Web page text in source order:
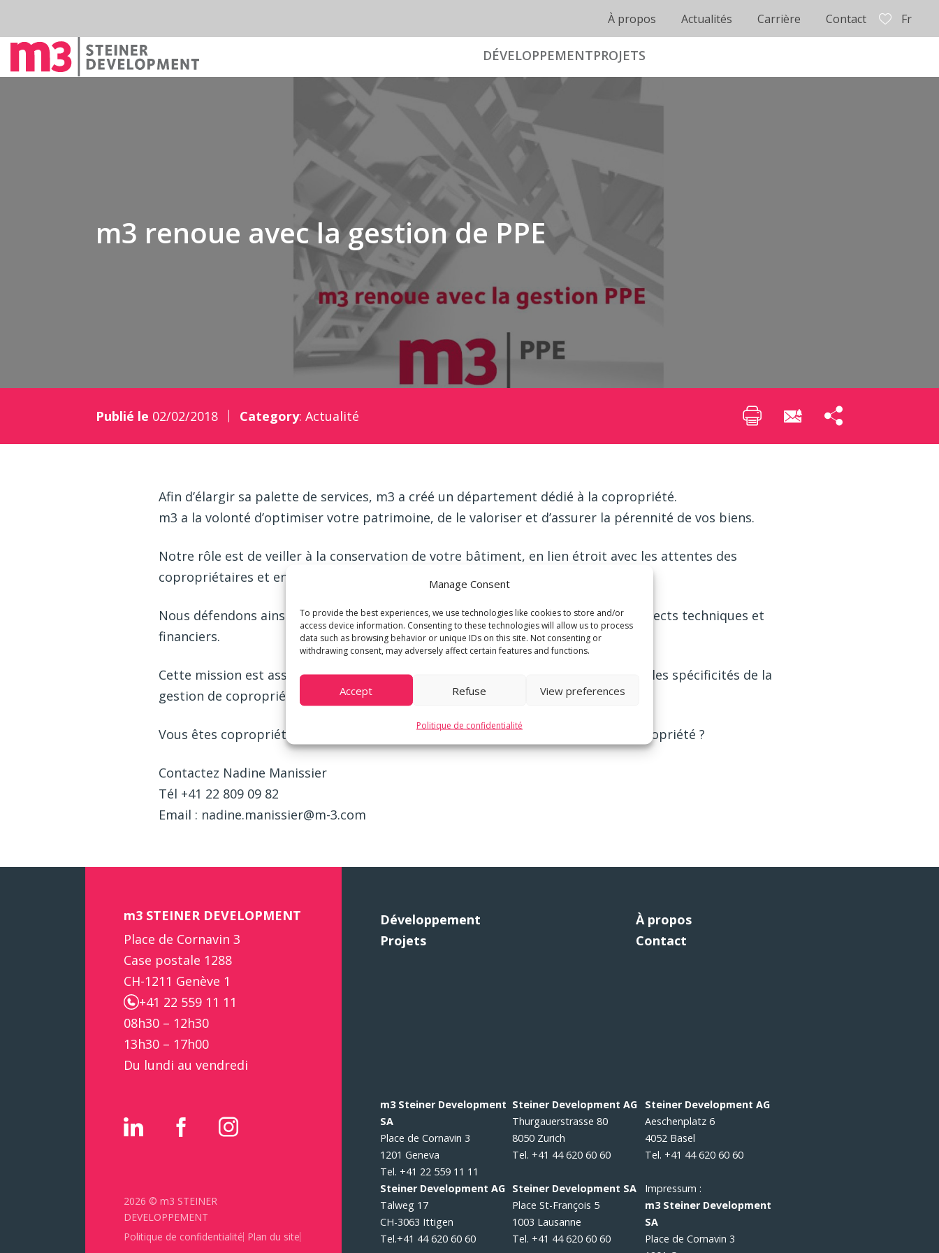
Manage Consent
To provide the best experiences, we use technologies like cookies to store and/or
access device information. Consenting to these technologies will allow us to process
data such as browsing behavior or unique IDs on this site. Not consenting or
withdrawing consent, may adversely affect certain features and functions.
Accept Refuse View preferences
Politique de confidentialité
À propos Actualités Carrière Contact Fr
DÉVELOPPEMENTPROJETS
m3 renoue avec la gestion de PPE
Publié le 02/02/2018 Category: Actualité
Afin d’élargir sa palette de services, m3 a créé un département dédié à la copropriété.
m3 a la volonté d’optimiser votre patrimoine, de le valoriser et d’assurer la pérennité de vos biens.
Notre rôle est de veiller à la conservation de votre bâtiment, en lien étroit avec les attentes des
copropriétaires et en conformité avec les décisions des Assemblées générales.
Nous défendons ainsi les intérêts de chacun tout en gérant attentivement les aspects techniques et
financiers.
Cette mission est assumée par notre équipe de professionnels maitrisant toutes les spécificités de la
gestion de copropriété.
Vous êtes copropriétaire d’un bien immobilier et souhaitez faire gérer votre copropriété ?
Contactez Nadine Manissier
Tél +41 22 809 09 82
Email : nadine.manissier@m-3.com
m3 STEINER DEVELOPMENT
Place de Cornavin 3
Case postale 1288
CH-1211 Genève 1
+41 22 559 11 11
08h30 – 12h30
13h30 – 17h00
Du lundi au vendredi
2026 © m3 STEINER
DEVELOPPEMENT
Politique de confidentialité Plan du site
Développement
Projets
À propos
Contact
m3 Steiner Development
SA
Place de Cornavin 3
1201 Geneva
Tel. +41 22 559 11 11
Steiner Development AG
Thurgauerstrasse 80
8050 Zurich
Tel. +41 44 620 60 60
Steiner Development AG
Aeschenplatz 6
4052 Basel
Tel. +41 44 620 60 60
Steiner Development AG
Talweg 17
CH-3063 Ittigen
Tel.+41 44 620 60 60
Steiner Development SA
Place St-François 5
1003 Lausanne
Tel. +41 44 620 60 60
Impressum :
m3 Steiner Development
SA
Place de Cornavin 3